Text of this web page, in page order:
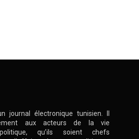
journal électronique tunisien. Il
aux acteurs de la vie
qu’ils soient chefs